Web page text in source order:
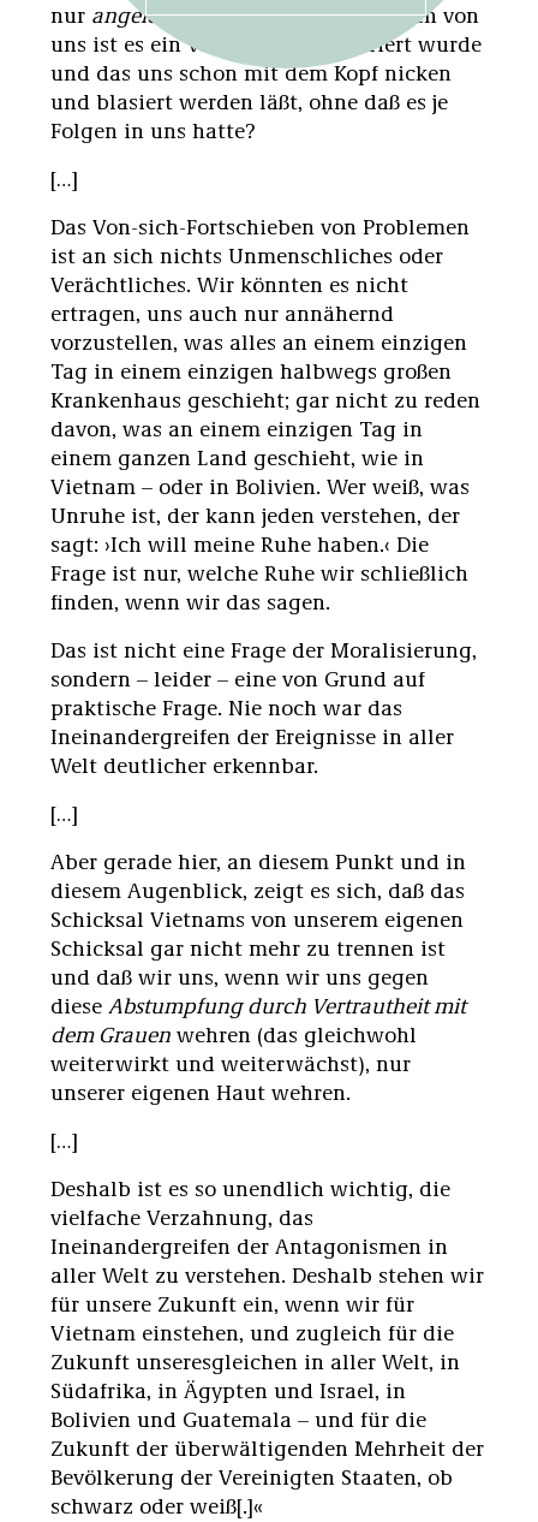
nur angelerntesWissen? Bei wie vielen von
uns ist es ein Wissen, das registriert wurde
und das uns schon mit dem Kopf nicken
und blasiert werden läßt, ohne daß es je
Folgen in uns hatte?
[…]
Das Von-sich-Fortschieben von Problemen
ist an sich nichts Unmenschliches oder
Verächtliches. Wir könnten es nicht
ertragen, uns auch nur annähernd
vorzustellen, was alles an einem einzigen
Tag in einem einzigen halbwegs großen
Krankenhaus geschieht; gar nicht zu reden
davon, was an einem einzigen Tag in
einem ganzen Land geschieht, wie in
Vietnam – oder in Bolivien. Wer weiß, was
Unruhe ist, der kann jeden verstehen, der
sagt: ›Ich will meine Ruhe haben.‹ Die
Frage ist nur, welche Ruhe wir schließlich
finden, wenn wir das sagen.
Das ist nicht eine Frage der Moralisierung,
sondern – leider – eine von Grund auf
praktische Frage. Nie noch war das
Ineinandergreifen der Ereignisse in aller
Welt deutlicher erkennbar.
[…]
Aber gerade hier, an diesem Punkt und in
diesem Augenblick, zeigt es sich, daß das
Schicksal Vietnams von unserem eigenen
Schicksal gar nicht mehr zu trennen ist
und daß wir uns, wenn wir uns gegen
diese Abstumpfung durch Vertrautheit mit
dem Grauen wehren (das gleichwohl
weiterwirkt und weiterwächst), nur
unserer eigenen Haut wehren.
[…]
Deshalb ist es so unendlich wichtig, die
vielfache Verzahnung, das
Ineinandergreifen der Antagonismen in
aller Welt zu verstehen. Deshalb stehen wir
für unsere Zukunft ein, wenn wir für
Vietnam einstehen, und zugleich für die
Zukunft unseresgleichen in aller Welt, in
Südafrika, in Ägypten und Israel, in
Bolivien und Guatemala – und für die
Zukunft der überwältigenden Mehrheit der
Bevölkerung der Vereinigten Staaten, ob
schwarz oder weiß[.]«